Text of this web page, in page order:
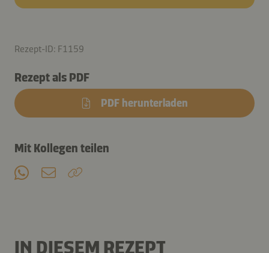
Rezept-ID: F1159
Rezept als PDF
PDF herunterladen
Mit Kollegen teilen
IN DIESEM REZEPT